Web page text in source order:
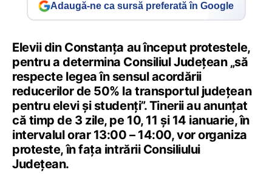
Adaugă-ne ca sursă preferată în Google
Elevii din Constanța au început protestele,
pentru a determina Consiliul Județean „să
respecte legea în sensul acordării
reducerilor de 50% la transportul județean
pentru elevi și studenți”. Tinerii au anunțat
că timp de 3 zile, pe 10, 11 și 14 ianuarie, în
intervalul orar 13:00 – 14:00, vor organiza
proteste, în fața intrării Consiliului
Județean.